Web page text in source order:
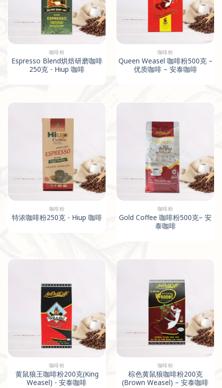
咖啡粉
Espresso Blend烘焙研磨咖啡
250克 - Hiup 咖啡
咖啡粉
Queen Weasel 咖啡粉500克 –
优质咖啡 – 安泰咖啡
咖啡粉
特浓咖啡粉250克 - Hiup 咖啡
咖啡粉
Gold Coffee 咖啡粉500克– 安
泰咖啡
咖啡粉
黄鼠狼王咖啡粉200克(King
Weasel) - 安泰咖啡
咖啡粉
棕色黄鼠狼咖啡粉200克
(Brown Weasel) – 安泰咖啡